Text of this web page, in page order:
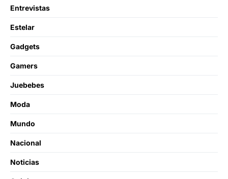
Entrevistas
Estelar
Gadgets
Gamers
Juebebes
Moda
Mundo
Nacional
Noticias